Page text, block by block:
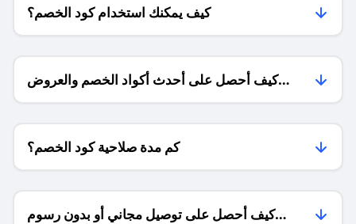
كيف يمكنك استخدام كود الخصم؟
كيف أحصل على أحدث أكواد الخصم والعروض
للمتاجر؟
كم مدة صلاحية كود الخصم؟
كيف أحصل على توصيل مجاني أو بدون رسوم